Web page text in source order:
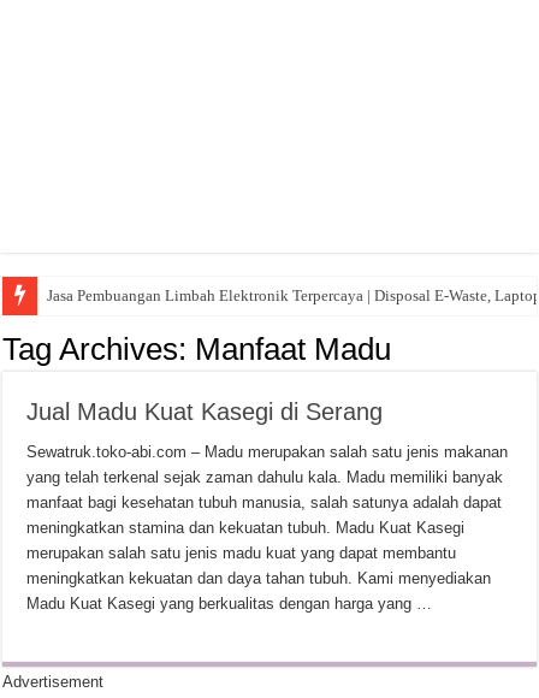
Jasa Pembuangan Limbah Elektronik Terpercaya | Disposal E-Waste,
Tag Archives: Manfaat Madu
Jual Madu Kuat Kasegi di Serang
Sewatruk.toko-abi.com – Madu merupakan salah satu jenis makanan
yang telah terkenal sejak zaman dahulu kala. Madu memiliki banyak
manfaat bagi kesehatan tubuh manusia, salah satunya adalah dapat
meningkatkan stamina dan kekuatan tubuh. Madu Kuat Kasegi
merupakan salah satu jenis madu kuat yang dapat membantu
meningkatkan kekuatan dan daya tahan tubuh. Kami menyediakan
Madu Kuat Kasegi yang berkualitas dengan harga yang …
Advertisement